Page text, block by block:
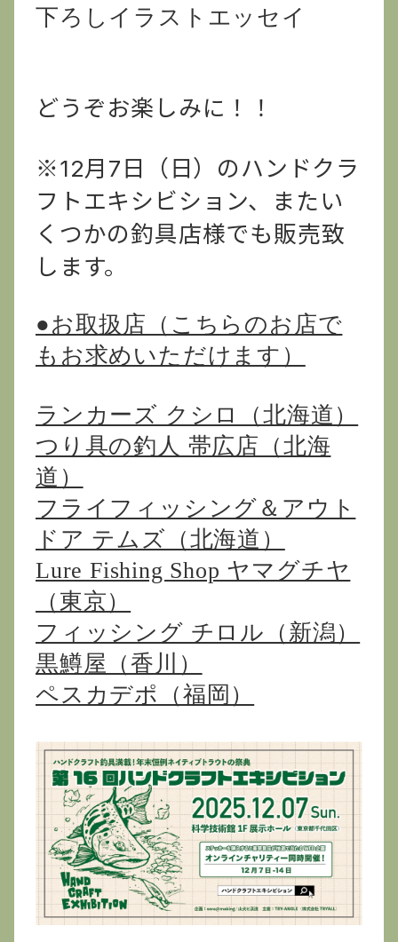
下ろしイラストエッセイ
どうぞお楽しみに！！
※12月7日（日）のハンドクラ
フトエキシビション、またい
くつかの釣具店様でも販売致
します。
●お取扱店（こちらのお店で
もお求めいただけます）
ランカーズ クシロ（北海道）
つり具の釣人 帯広店（北海
道）
フライフィッシング＆アウト
ドア テムズ（北海道）
Lure Fishing Shop ヤマグチヤ
（東京）
フィッシング チロル（新潟）
黒鱒屋（香川）
ペスカデポ（福岡）